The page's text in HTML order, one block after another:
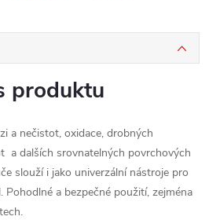
produktu
a nečistot, oxidace, drobných
a dalších srovnatelných povrchových
slouží i jako univerzální nástroje pro
Pohodlné a bezpečné použití, zejména